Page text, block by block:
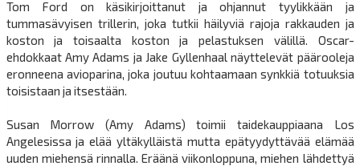
Tom Ford on käsikirjoittanut ja ohjannut tyylikkään ja
tummasävyisen trillerin, joka tutkii häilyviä rajoja rakkauden ja
koston ja toisaalta koston ja pelastuksen välillä. Oscar-
ehdokkaat Amy Adams ja Jake Gyllenhaal näyttelevät päärooleja
eronneena avioparina, joka joutuu kohtaamaan synkkiä totuuksia
toisistaan ja itsestään.
Susan Morrow (Amy Adams) toimii taidekauppiaana Los
Angelesissa ja elää yltäkylläistä mutta epätyydyttävää elämää
uuden miehensä rinnalla. Eräänä viikonloppuna, miehen lähdettyä